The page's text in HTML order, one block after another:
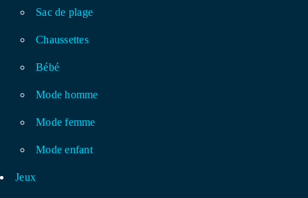
Sac de plage
Chaussettes
Bébé
Mode homme
Mode femme
Mode enfant
Jeux